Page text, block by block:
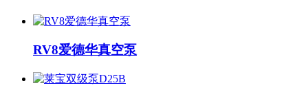
RV8爱德华真空泵